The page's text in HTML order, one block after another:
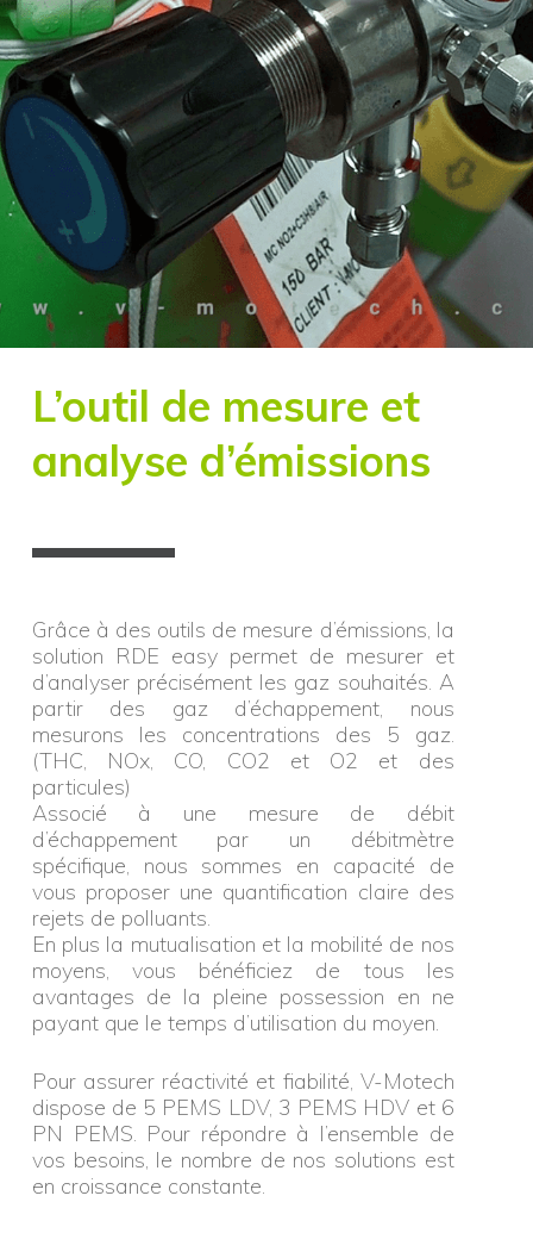
L’outil de mesure et
analyse d’émissions
Grâce à des outils de mesure d’émissions, la
solution RDE easy permet de mesurer et
d’analyser précisément les gaz souhaités. A
partir des gaz d’échappement, nous
mesurons les concentrations des 5 gaz.
(THC, NOx, CO, CO2 et O2 et des
particules)
Associé à une mesure de débit
d’échappement par un débitmètre
spécifique, nous sommes en capacité de
vous proposer une quantification claire des
rejets de polluants.
En plus la mutualisation et la mobilité de nos
moyens, vous bénéficiez de tous les
avantages de la pleine possession en ne
payant que le temps d’utilisation du moyen.
Pour assurer réactivité et fiabilité, V-Motech
dispose de 5 PEMS LDV, 3 PEMS HDV et 6
PN PEMS. Pour répondre à l’ensemble de
vos besoins, le nombre de nos solutions est
en croissance constante.